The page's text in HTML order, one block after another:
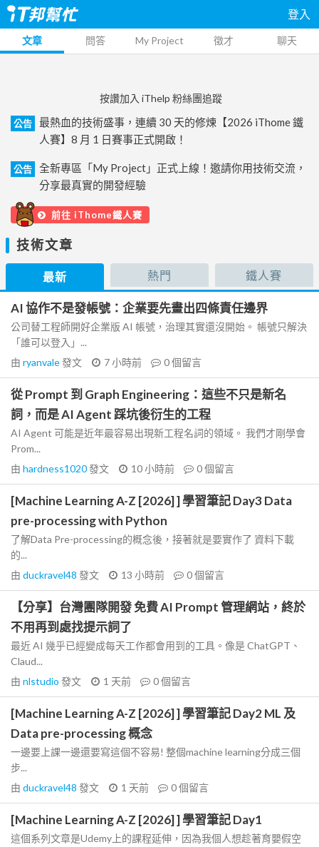
登入
文章 問答 My Project 徵才 聊天
按讚加入 iThelp 粉絲團追蹤
公告
最熱血的技術盛事，連續 30 天的修煉【2026 iThome 鐵
人賽】8 月 1 日賽事正式開啟！
公告
全新專區「My Project」正式上線！邀請你用技術交流，
分享最真實的開發經驗
前往 iThome鐵人賽
技術文章
最新 熱門 鐵人賽
AI 協作不是發帳號：企業要先畫出四條責任邊界
公司替工程師開好企業版 AI 帳號，治理其實還沒開始。 帳號只解決
「誰可以登入」...
由 ryanvale發文 7 小時前 0個留言
從 Prompt 到 Graph Engineering：這些不只是新名
詞，而是 AI Agent 踩坑後衍生的工程
AI Agent 可能是近年最容易出現新工程名詞的領域。 我們才剛學會
Prom...
由 hardness1020發文 10 小時前 0個留言
[Machine Learning A-Z [2026] ] 學習筆記 Day3 Data
pre-processing with Python
了解Data Pre-processing的概念後，接著就是要實作了 資料下載
的...
由 duckravel48 發文 13 小時前 0個留言
【分享】台灣團隊開發 免費 AI Prompt 管理網站，終於
不用再到處找提示詞了
最近 AI 幾乎已經變成每天工作都會用到的工具。像是 ChatGPT、
Claud...
由 nlstudio 發文 1 天前 0個留言
[Machine Learning A-Z [2026] ] 學習筆記 Day2 ML 及
Data pre-processing 概念
一邊要上課一邊還要寫這個不容易! 整個machine learning分成三個
步...
由 duckravel48 發文 1 天前 0個留言
[Machine Learning A-Z [2026] ] 學習筆記 Day1
這個系列文章是Udemy上的課程延伸，因為我個人想趁著育嬰假空